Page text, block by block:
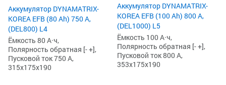
Аккумулятор DYNAMATRIX-
KOREA EFB (80 Ah) 750 А,
(DEL800) L4
Ёмкость 80 А·ч,
Полярность обратная [- +],
Пусковой ток 750 А,
315x175x190
Аккумулятор DYNAMATRIX-
KOREA EFB (100 Ah) 800 А,
(DEL1000) L5
Ёмкость 100 А·ч,
Полярность обратная [- +],
Пусковой ток 800 А,
353x175x190